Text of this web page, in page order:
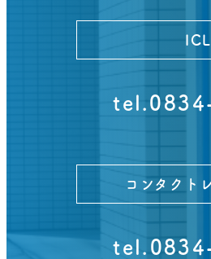
コンタクト